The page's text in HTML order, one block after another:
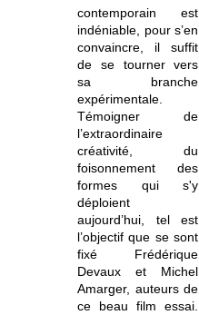
contemporain est
indéniable, pour s’en
convaincre, il suffit
de se tourner vers
sa branche
expérimentale.
Témoigner de
l’extraordinaire
créativité, du
foisonnement des
formes qui s'y
déploient
aujourd’hui, tel est
l’objectif que se sont
fixé Frédérique
Devaux et Michel
Amarger, auteurs de
ce beau film essai.